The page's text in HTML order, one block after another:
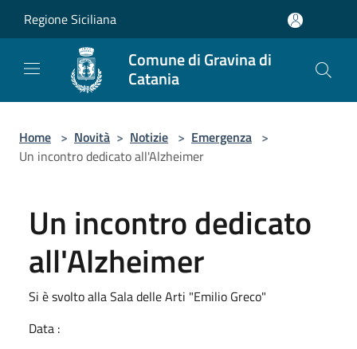
Regione Siciliana
Comune di Gravina di
Catania
Home > Novità > Notizie > Emergenza >
Un incontro dedicato all'Alzheimer
Un incontro dedicato
all'Alzheimer
Si è svolto alla Sala delle Arti "Emilio Greco"
Data :